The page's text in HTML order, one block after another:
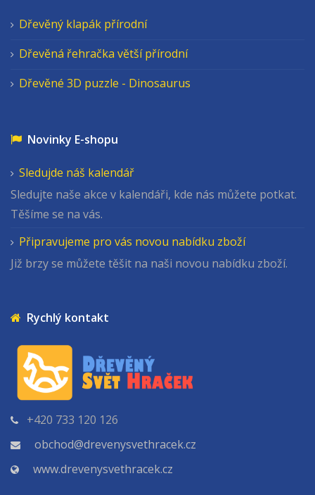
Dřevěný klapák přírodní
Dřevěná řehračka větší přírodní
Dřevěné 3D puzzle - Dinosaurus
Novinky E-shopu
Sledujde náš kalendář
Sledujte naše akce v kalendáři, kde nás můžete potkat.
Těšíme se na vás.
Připravujeme pro vás novou nabídku zboží
Již brzy se můžete těšit na naši novou nabídku zboží.
Rychlý kontakt
+420 733 120 126
obchod@drevenysvethracek.cz
www.drevenysvethracek.cz